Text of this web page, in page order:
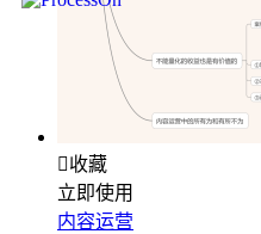
收藏
立即使用
内容运营